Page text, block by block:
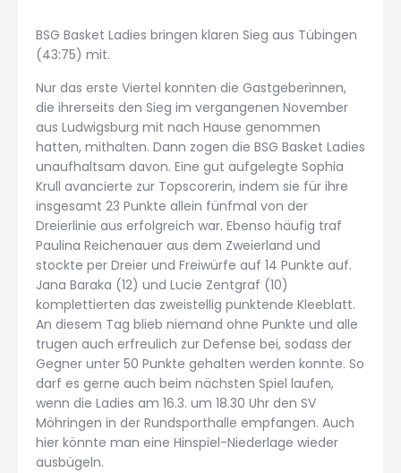
BSG Basket Ladies bringen klaren Sieg aus Tübingen
(43:75) mit.
Nur das erste Viertel konnten die Gastgeberinnen,
die ihrerseits den Sieg im vergangenen November
aus Ludwigsburg mit nach Hause genommen
hatten, mithalten. Dann zogen die BSG Basket Ladies
unaufhaltsam davon. Eine gut aufgelegte Sophia
Krull avancierte zur Topscorerin, indem sie für ihre
insgesamt 23 Punkte allein fünfmal von der
Dreierlinie aus erfolgreich war. Ebenso häufig traf
Paulina Reichenauer aus dem Zweierland und
stockte per Dreier und Freiwürfe auf 14 Punkte auf.
Jana Baraka (12) und Lucie Zentgraf (10)
komplettierten das zweistellig punktende Kleeblatt.
An diesem Tag blieb niemand ohne Punkte und alle
trugen auch erfreulich zur Defense bei, sodass der
Gegner unter 50 Punkte gehalten werden konnte. So
darf es gerne auch beim nächsten Spiel laufen,
wenn die Ladies am 16.3. um 18.30 Uhr den SV
Möhringen in der Rundsporthalle empfangen. Auch
hier könnte man eine Hinspiel-Niederlage wieder
ausbügeln.